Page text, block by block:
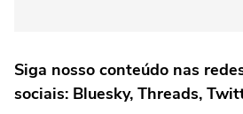
Siga nosso conteúdo nas
sociais: Bluesky, Threads,